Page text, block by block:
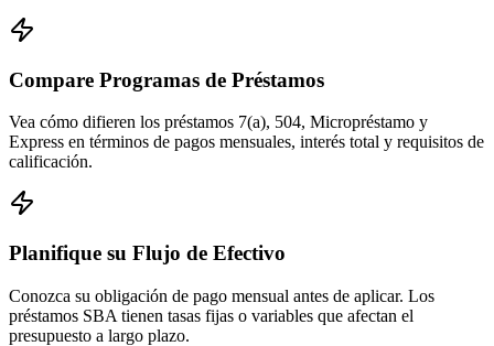
Compare Programas de Préstamos
Vea cómo difieren los préstamos 7(a), 504, Micropréstamo y
Express en términos de pagos mensuales, interés total y requisitos de
calificación.
Planifique su Flujo de Efectivo
Conozca su obligación de pago mensual antes de aplicar. Los
préstamos SBA tienen tasas fijas o variables que afectan el
presupuesto a largo plazo.